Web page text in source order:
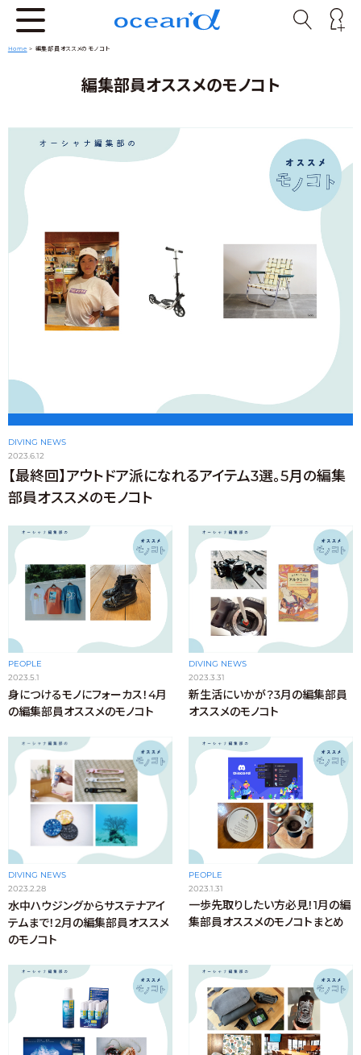
Home > 編集部員オススメのモノコト
編集部員オススメのモノコト
DIVING NEWS
2023.6.12
【最終回】アウトドア派になれるアイテム3選。5月の編集
部員オススメのモノコト
PEOPLE
2023.5.1
身につけるモノにフォーカス！4月
の編集部員オススメのモノコト
DIVING NEWS
2023.3.31
新生活にいかが？3月の編集部員
オススメのモノコト
DIVING NEWS
2023.2.28
水中ハウジングからサステナアイ
テムまで！2月の編集部員オススメ
のモノコト
PEOPLE
2023.1.31
一歩先取りしたい方必見！1月の編
集部員オススメのモノコトまとめ